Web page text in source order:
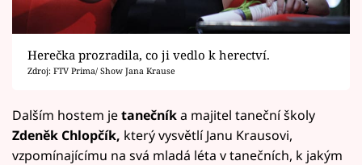
Herečka prozradila, co ji vedlo k herectví.
Zdroj: FTV Prima/ Show Jana Krause
Dalším hostem jetanečníka majitel taneční školy
Zdeněk Chlopčík, který vysvětlí Janu Krausovi,
vzpomínajícímu na svá mladá léta v tanečních, k jakým